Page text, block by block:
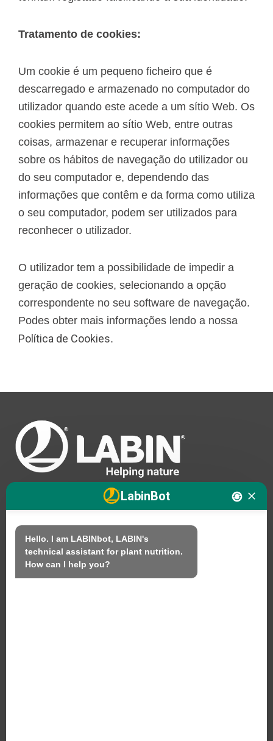
Tratamento de cookies:
Um cookie é um pequeno ficheiro que é
descarregado e armazenado no computador do
utilizador quando este acede a um sítio Web. Os
cookies permitem ao sítio Web, entre outras
coisas, armazenar e recuperar informações
sobre os hábitos de navegação do utilizador ou
do seu computador e, dependendo das
informações que contêm e da forma como utiliza
o seu computador, podem ser utilizados para
reconhecer o utilizador.
O utilizador tem a possibilidade de impedir a
geração de cookies, selecionando a opção
correspondente no seu software de navegação.
Podes obter mais informações lendo a nossa
Política de Cookies.
Nós
Produtos
LabinBot
Hello. I am LABINbot, LABIN's
technical assistant for plant nutrition.
How can I help you?